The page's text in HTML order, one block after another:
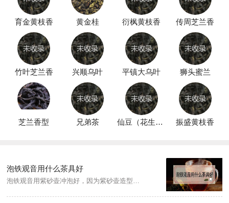
育金黄枝香 黄金桂 衍枫黄枝香 传周芝兰香
竹叶芝兰香 兴顺乌叶 平镇大乌叶 狮头蜜兰
芝兰香型 兄弟茶 仙豆（花生）叶 振盛黄枝香
泡铁观音用什么茶具好